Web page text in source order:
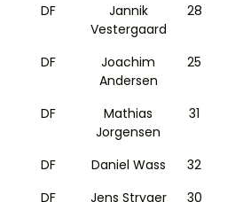
DF
Jannik
Vestergaard
28
DF
Joachim
Andersen
25
DF
Mathias
Jorgensen
31
DF Daniel Wass 32
DF
Jens Stryger 30